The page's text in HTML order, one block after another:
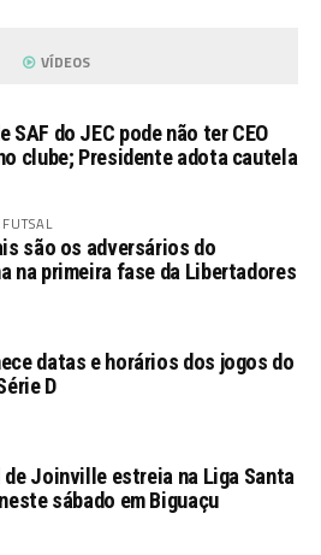
VÍDEOS
SAF do JEC pode não ter CEO
clube; Presidente adota cautela
são os adversários do
na primeira fase da Libertadores
datas e horários dos jogos do
D
de Joinville estreia na Liga Santa
sábado em Biguaçu